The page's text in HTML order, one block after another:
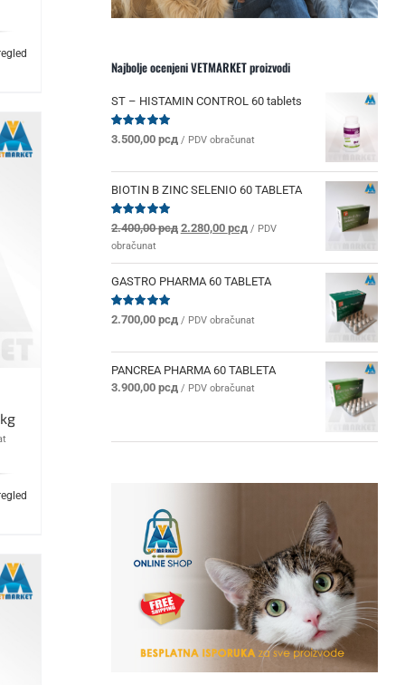
Najbolje ocenjeni VETMARKET proizvodi
ST – HISTAMIN CONTROL 60 tablets
Ocenjeno
od 5
3.500,00 рсд / PDV obračunat
BIOTIN B ZINC SELENIO 60 TABLETA
Ocenjeno
od 5
2.400,00рсд Originalna
je
bila:
2.280,00 рсдTrenutna
je:
2.280,00 рсд.
/ PDV
obračunat
GASTRO PHARMA 60 TABLETA
Ocenjeno
od 5
2.700,00 рсд / PDV obračunat
PANCREA PHARMA 60 TABLETA
3.900,00 рсд / PDV obračunat